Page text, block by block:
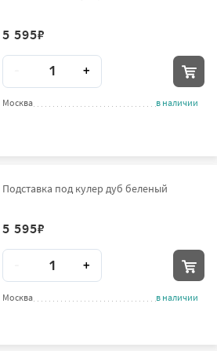
5 595₽
Количество
+
Москва в наличии
Подставка под кулер дуб беленый
5 595₽
+
Москва в наличии